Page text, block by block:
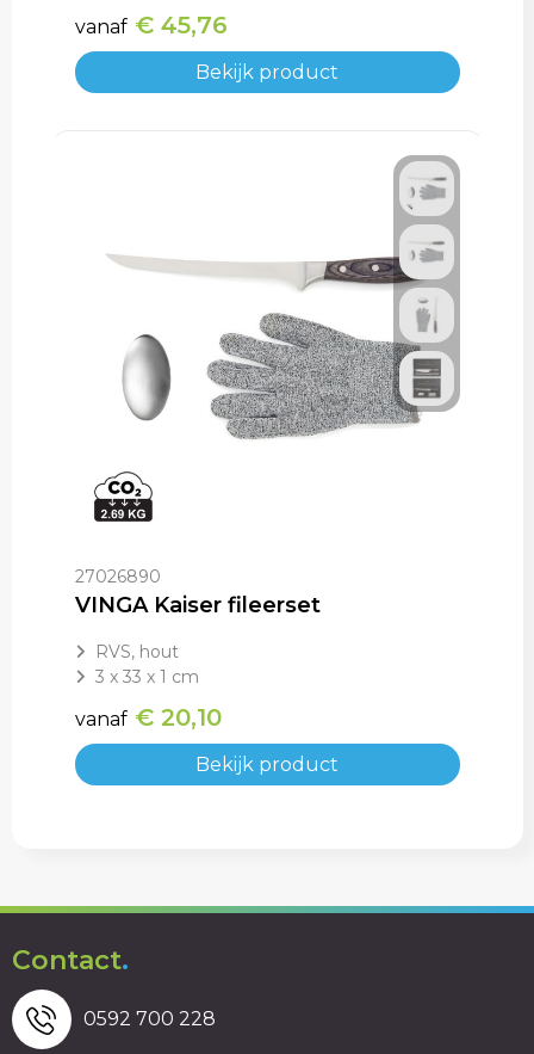
vanaf € 45,76
Bekijk product
27026890
VINGA Kaiser fileerset
RVS, hout
3 x 33 x 1 cm
vanaf € 20,10
Bekijk product
Contact.
0592 700 228